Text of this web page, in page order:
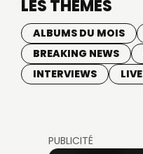
LES THÈMES
ALBUMS DU MOIS
BREAKING NEWS
INTERVIEWS
LIVE
PUBLICITÉ